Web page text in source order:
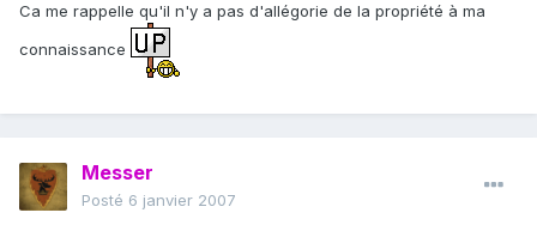
Ca me rappelle qu'il n'y a pas d'allégorie de la propriété à ma
connaissance
Messer
Posté 6 janvier 2007